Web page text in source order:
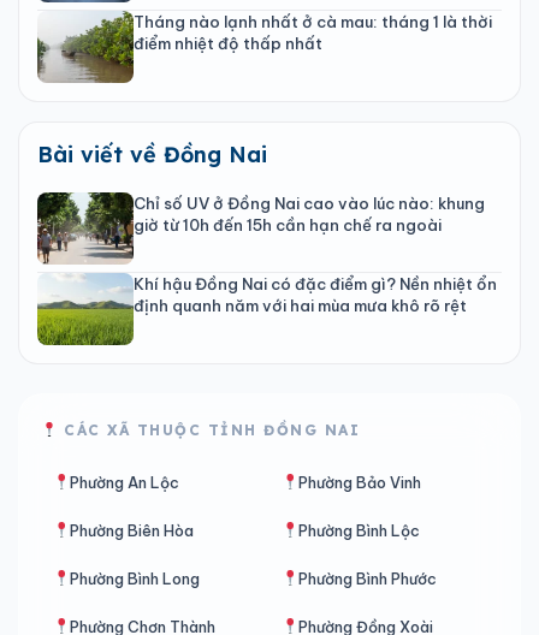
Tháng nào lạnh nhất ở cà mau: tháng 1 là thời
điểm nhiệt độ thấp nhất
Bài viết về Đồng Nai
Chỉ số UV ở Đồng Nai cao vào lúc nào: khung
giờ từ 10h đến 15h cần hạn chế ra ngoài
Khí hậu Đồng Nai có đặc điểm gì? Nền nhiệt ổn
định quanh năm với hai mùa mưa khô rõ rệt
CÁC XÃ THUỘC TỈNH ĐỒNG NAI
Phường An Lộc Phường Bảo Vinh
Phường Biên Hòa Phường Bình Lộc
Phường Bình Long Phường Bình Phước
Phường Chơn Thành Phường Đồng Xoài